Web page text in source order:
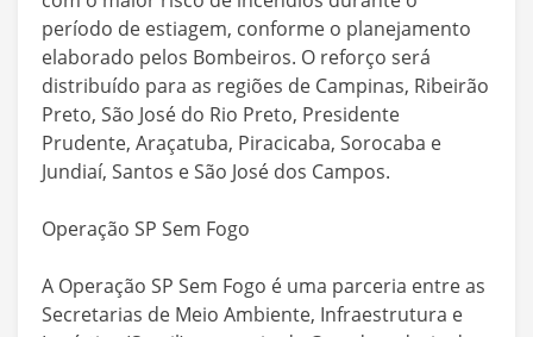
período de estiagem, conforme o planejamento
elaborado pelos Bombeiros. O reforço será
distribuído para as regiões de Campinas, Ribeirão
Preto, São José do Rio Preto, Presidente
Prudente, Araçatuba, Piracicaba, Sorocaba e
Jundiaí, Santos e São José dos Campos.
Operação SP Sem Fogo
A Operação SP Sem Fogo é uma parceria entre as
Secretarias de Meio Ambiente, Infraestrutura e